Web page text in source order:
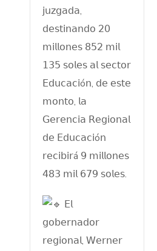
𝗃𝗎𝗓𝗀𝖺𝖽𝖺,
𝖽𝖾𝗌𝗍𝗂𝗇𝖺𝗇𝖽𝗈 𝟤𝟢
𝗆𝗂𝗅𝗅𝗈𝗇𝖾𝗌 𝟪𝟧𝟤 𝗆𝗂𝗅
𝟣𝟥𝟧 𝗌𝗈𝗅𝖾𝗌 𝖺𝗅 𝗌𝖾𝖼𝗍𝗈𝗋
𝖤𝖽𝗎𝖼𝖺𝖼𝗂ó𝗇, 𝖽𝖾 𝖾𝗌𝗍𝖾
𝗆𝗈𝗇𝗍𝗈, 𝗅𝖺
𝖦𝖾𝗋𝖾𝗇𝖼𝗂𝖺 𝖱𝖾𝗀𝗂𝗈𝗇𝖺𝗅
𝖽𝖾 𝖤𝖽𝗎𝖼𝖺𝖼𝗂ó𝗇
𝗋𝖾𝖼𝗂𝖻𝗂𝗋á 𝟫 𝗆𝗂𝗅𝗅𝗈𝗇𝖾𝗌
𝟦𝟪𝟥 𝗆𝗂𝗅 𝟨𝟩𝟫 𝗌𝗈𝗅𝖾𝗌.
𝖤𝗅
𝗀𝗈𝖻𝖾𝗋𝗇𝖺𝖽𝗈𝗋
𝗋𝖾𝗀𝗂𝗈𝗇𝖺𝗅, 𝖶𝖾𝗋𝗇𝖾𝗋